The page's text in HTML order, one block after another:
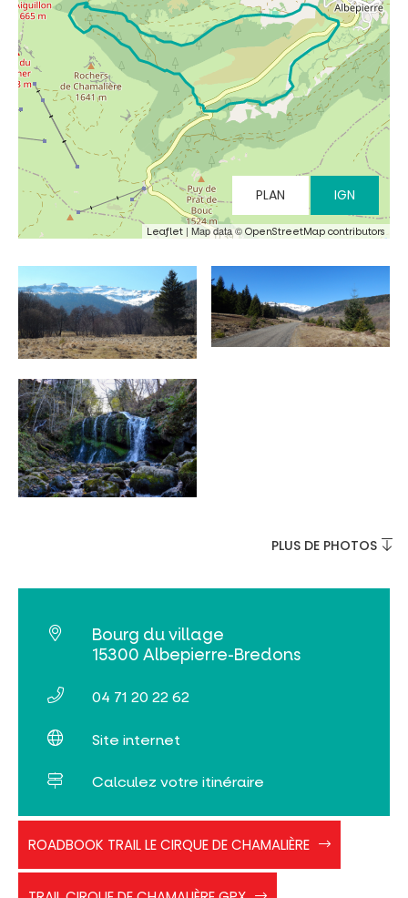
Billetterie en ligne
Tribus et groupes
Rechercher
PLAN IGN
Leaflet | Map data © OpenStreetMap contributors
PLUS DE PHOTOS
Bourg du village
15300 Albepierre-Bredons
04 71 20 22 62
Site internet
Calculez votre itinéraire
ROADBOOK TRAIL LE CIRQUE DE CHAMALIÈRE
Cirque
de
Chamalière